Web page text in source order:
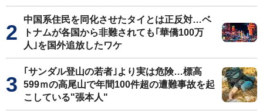
中国系住民を同化させたタイとは正反対…ベ
トナムが各国から非難されても｢華僑100万
人｣を国外追放したワケ
｢サンダル登山の若者｣より実は危険…標高
599ｍの高尾山で年間100件超の遭難事故を起
こしている"張本人"